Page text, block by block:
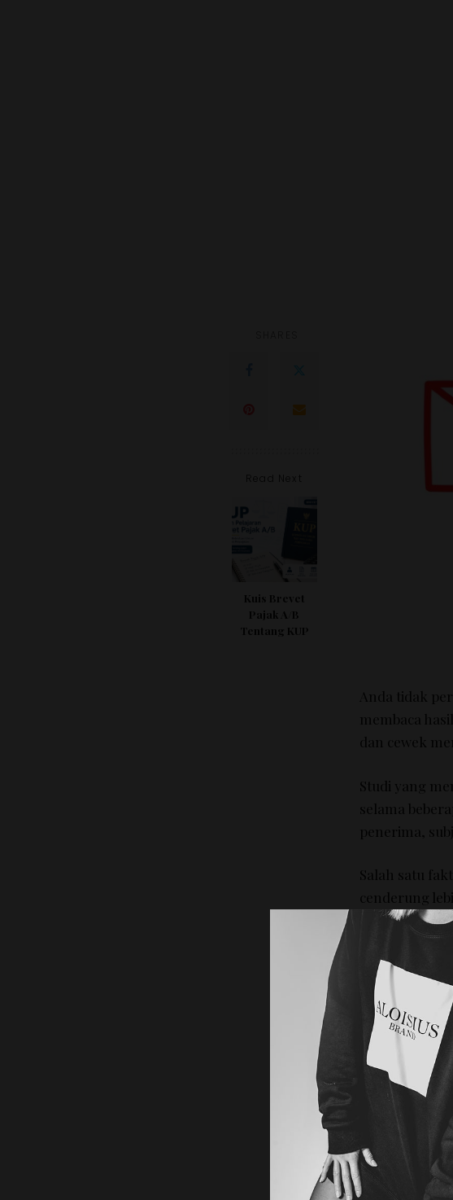
Read Next
Kuis Brevet
Pajak A/B
Tentang KUP
Anda tidak
membaca
dan cewek
Studi yang
selama
penerima,
Salah satu
cenderung
dengan
membalas
Para peneliti
dalam
lebih cepat
menit
menit untuk
sedangkan
Email yang
email dari
cenderung